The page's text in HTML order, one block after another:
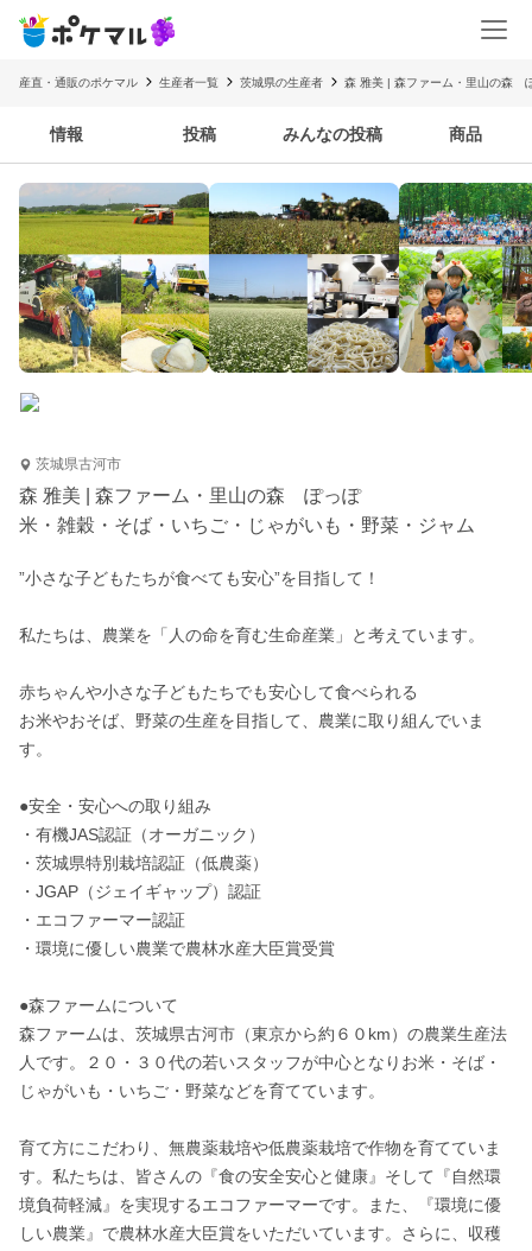
産直・通販のポケマル 生産者一覧 茨城県の生産者 森 雅美 | 森ファーム・里山の森
情報 投稿 みんなの投稿 商品
茨城県古河市
森 雅美 | 森ファーム・里山の森 ぽっぽ
米・雑穀・そば・いちご・じゃがいも・野菜・ジャム
”小さな子どもたちが食べても安心”を目指して！
私たちは、農業を「人の命を育む生命産業」と考えています。
赤ちゃんや小さな子どもたちでも安心して食べられる
お米やおそば、野菜の生産を目指して、農業に取り組んでいま
す。
●安全・安心への取り組み
・有機JAS認証（オーガニック）
・茨城県特別栽培認証（低農薬）
・JGAP（ジェイギャップ）認証
・エコファーマー認証
・環境に優しい農業で農林水産大臣賞受賞
●森ファームについて
森ファームは、茨城県古河市（東京から約６０km）の農業生産法
人です。２０・３０代の若いスタッフが中心となりお米・そば・
じゃがいも・いちご・野菜などを育てています。
育て方にこだわり、無農薬栽培や低農薬栽培で作物を育てていま
す。私たちは、皆さんの『食の安全安心と健康』そして『自然環
境負荷軽減』を実現するエコファーマーです。また、『環境に優
しい農業』で農林水産大臣賞をいただいています。さらに、収穫